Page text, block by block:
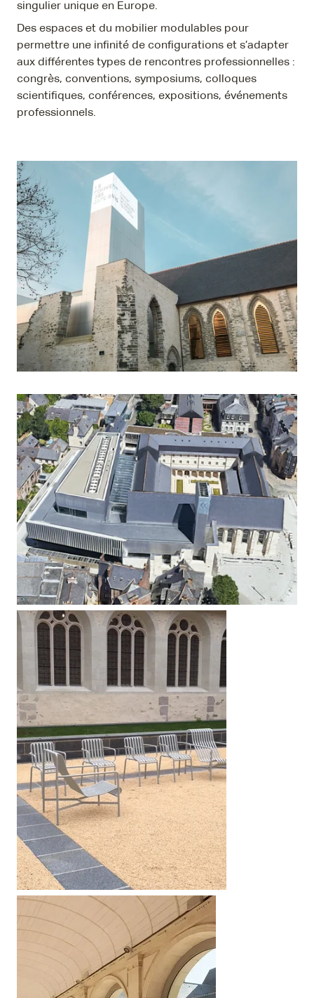
singulier unique en Europe.
Des espaces et du mobilier modulables pour
permettre une infinité de configurations et s’adapter
aux différentes types de rencontres professionnelles :
congrès, conventions, symposiums, colloques
scientifiques, conférences, expositions, événements
professionnels.